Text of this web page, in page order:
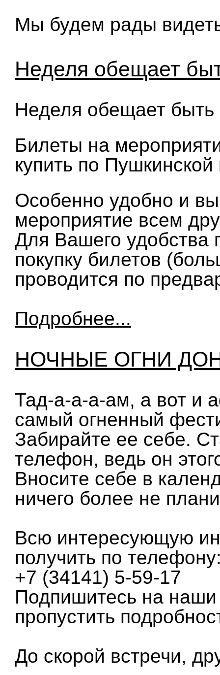
Мы будем рады
Неделя обещает
Неделя обещает
Билеты на
купить по Пушкинской
Особенно удобно и
мероприятие всем
Для Вашего удобства
покупку билетов
проводится по
Подробнее...
НОЧНЫЕ ОГНИ
Тад-а-а-а-ам, а вот и
самый огненный
Забирайте ее себе.
телефон, ведь он
Вносите себе в
ничего более не
Всю интересующую
получить по
+7 (34141) 5-59-17
Подпишитесь на
пропустить
До скорой встречи,